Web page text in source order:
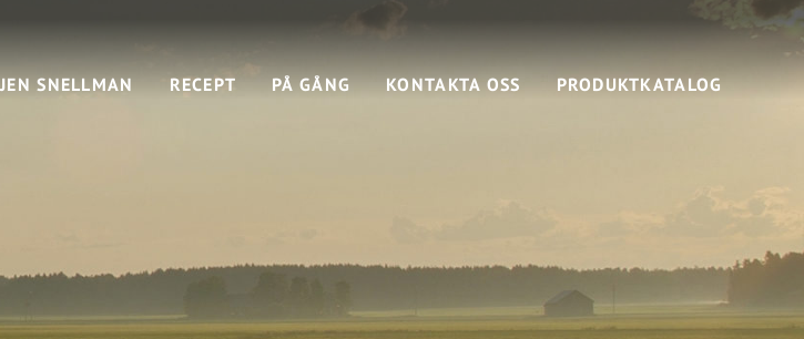
SNELLMAN RECEPT PÅ GÅNG KONTAKTA OSS PRODUKTKATALOG